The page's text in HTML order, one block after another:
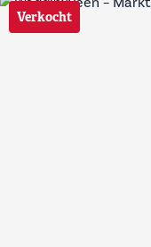
Verkocht